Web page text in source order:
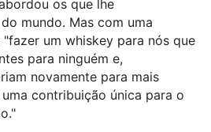
os que lhe
mundo. Mas com uma
um whiskey para nós que
para ninguém e,
novamente para mais
contribuição única para o